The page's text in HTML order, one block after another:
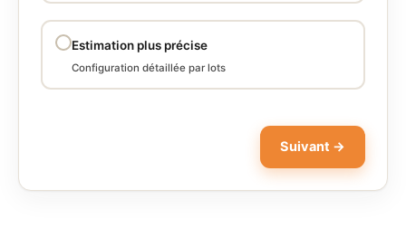
Estimation plus précise
Configuration détaillée par lots
Suivant →